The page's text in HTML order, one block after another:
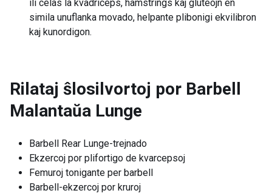
ili celas la kvadriceps, hamstrings kaj gluteojn en
simila unuflanka movado, helpante plibonigi ekvilibron
kaj kunordigon.
Rilataj ŝlosilvortoj por Barbell
Malantaŭa Lunge
Barbell Rear Lunge-trejnado
Ekzercoj por plifortigo de kvarcepsoj
Femuroj tonigante per barbell
Barbell-ekzercoj por kruroj